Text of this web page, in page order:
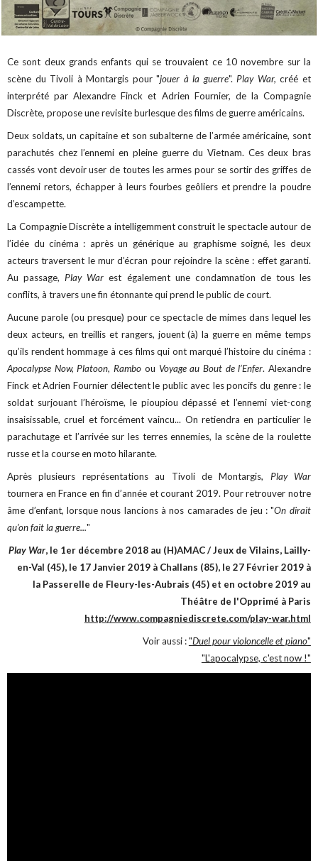
Ce sont deux grands enfants qui se trouvaient ce 10 novembre sur la
scène du Tivoli à Montargis pour "jouer à la guerre". Play War, créé et
interprété par Alexandre Finck et Adrien Fournier, de la Compagnie
Discrète, propose une revisite burlesque des films de guerre américains.
Deux soldats, un capitaine et son subalterne de l’armée américaine, sont
parachutés chez l’ennemi en pleine guerre du Vietnam. Ces deux bras
cassés vont devoir user de toutes les armes pour se sortir des griffes de
l’ennemi retors, échapper à leurs fourbes geôliers et prendre la poudre
d’escampette.
La Compagnie Discrète a intelligemment construit le spectacle autour de
l’idée du cinéma : après un générique au graphisme soigné, les deux
acteurs traversent le mur d’écran pour rejoindre la scène : effet garanti.
Au passage, Play War est également une condamnation de tous les
conflits, à travers une fin étonnante qui prend le public de court.
Aucune parole (ou presque) pour ce spectacle de mimes dans lequel les
deux acteurs, en treillis et rangers, jouent (à) la guerre en même temps
qu’ils rendent hommage à ces films qui ont marqué l’histoire du cinéma :
Apocalypse Now, Platoon, Rambo ou Voyage au Bout de l’Enfer. Alexandre
Finck et Adrien Fournier délectent le public avec les poncifs du genre : le
soldat surjouant l’héroïsme, le pioupiou dépassé et l’ennemi viet-cong
insaisissable, cruel et forcément vaincu... On retiendra en particulier le
parachutage et l’arrivée sur les terres ennemies, la scène de la roulette
russe et la course en moto hilarante.
Après plusieurs représentations au Tivoli de Montargis, Play War
tournera en France en fin d’année et courant 2019. Pour retrouver notre
âme d’enfant, lorsque nous lancions à nos camarades de jeu : "On dirait
qu’on fait la guerre..."
Play War, le 1er décembre 2018 au (H)AMAC / Jeux de Vilains, Lailly-
en-Val (45), le 17 Janvier 2019 à Challans (85), le 27 Février 2019 à
la Passerelle de Fleury-les-Aubrais (45) et en octobre 2019 au
Théâtre de l'Opprimé à Paris
http://www.compagniediscrete.com/play-war.html
Voir aussi :"Duel pour violoncelle et piano"
"L'apocalypse, c'est now !"